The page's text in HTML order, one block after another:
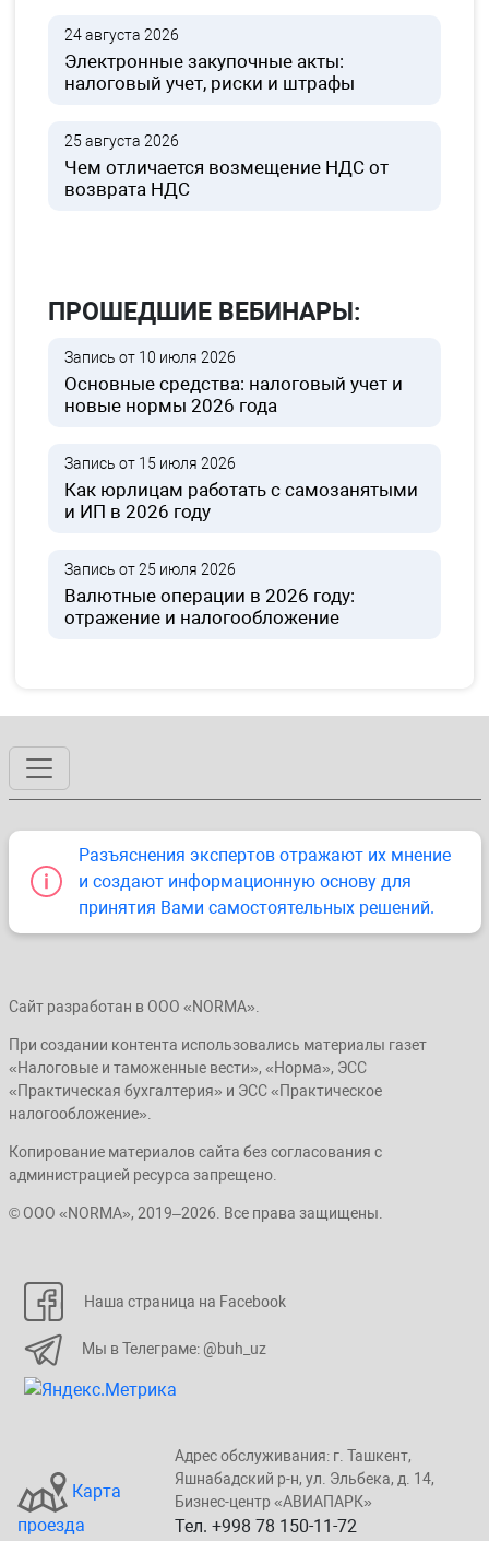
24 августа 2026
Электронные закупочные акты:
налоговый учет, риски и штрафы
25 августа 2026
Чем отличается возмещение НДС от
возврата НДС
ПРОШЕДШИЕ ВЕБИНАРЫ:
Запись от 10 июля 2026
Основные средства: налоговый учет и
новые нормы 2026 года
Запись от 15 июля 2026
Как юрлицам работать с самозанятыми
и ИП в 2026 году
Запись от 25 июля 2026
Валютные операции в 2026 году:
отражение и налогообложение
Разъяснения экспертов отражают их мнение
и создают информационную основу для
принятия Вами самостоятельных решений.
Сайт разработан в ООО «NORMA».
При создании контента использовались материалы газет
«Налоговые и таможенные вести», «Норма», ЭСС
«Практическая бухгалтерия» и ЭСС «Практическое
налогообложение».
Копирование материалов сайта без согласования с
администрацией ресурса запрещено.
© ООО «NORMA», 2019–2026. Все права защищены.
Наша страница на Facebook
Мы в Телеграме: @buh_uz
Карта
проезда
Адрес обслуживания: г. Taшкент,
Яшнaбaдский p-н, yл. Эльбeка, д. 14,
Бизнеc-центp «ABИАПAPК»
Тел. +998 78 150-11-72